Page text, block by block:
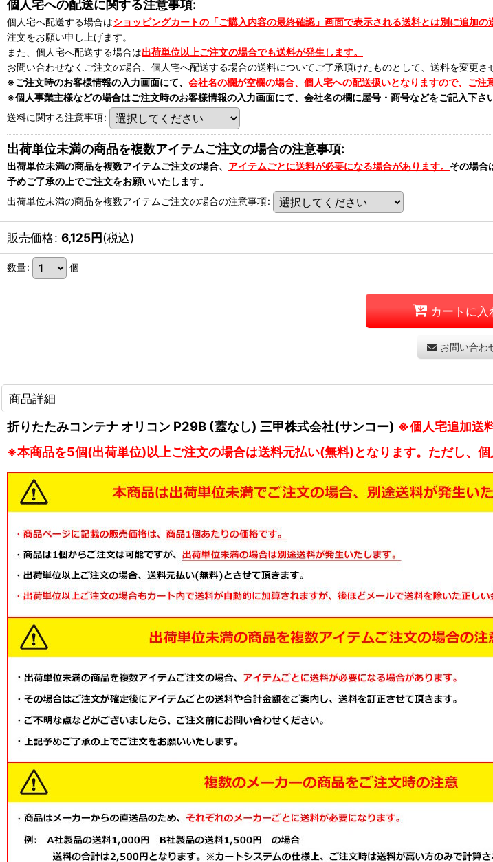
個人宅への配送に関する注意事項:
個人宅へ配送する場合はショッピングカートの「ご購入内容の最終確認」画面で表示される送料とは別に追加の
注文をお願い申し上げます。
また、個人宅へ配送する場合は出荷単位以上ご注文の場合でも送料が発生します。
お問い合わせなくご注文の場合、個人宅へ配送する場合の送料についてご了承頂けたものとして、送料を変更さ
※ご注文時のお客様情報の入力画面にて、 会社名の欄が空欄の場合、個人宅への配送扱いとなりますので、ご注
※個人事業主様などの場合はご注文時のお客様情報の入力画面にて、会社名の欄に屋号・商号などをご記入下さい
送料に関する注意事項:
出荷単位未満の商品を複数アイテムご注文の場合の注意事項:
出荷単位未満の商品を複数アイテムご注文の場合、 アイテムごとに送料が必要になる場合があります。 その場合
予めご了承の上でご注文をお願いいたします。
出荷単位未満の商品を複数アイテムご注文の場合の注意事項:
販売価格: 6,125円(税込)
数量: 個
カートに入
お問い合わ
商品詳細
折りたたみコンテナ オリコン P29B (蓋なし) 三甲株式会社(サンコー) ※個人宅追加送
※本商品を5個(出荷単位)以上ご注文の場合は送料元払い(無料)となります。ただし、個